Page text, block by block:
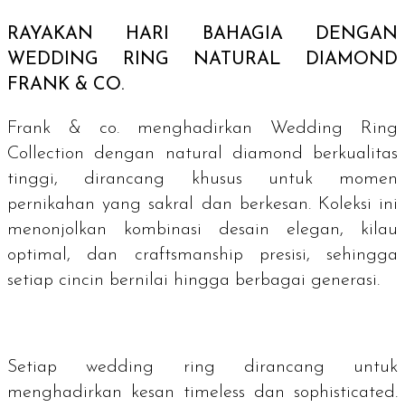
RAYAKAN HARI BAHAGIA DENGAN
WEDDING RING NATURAL DIAMOND
FRANK & CO.
Frank & co. menghadirkan Wedding Ring
Collection dengan natural diamond berkualitas
tinggi, dirancang khusus untuk momen
pernikahan yang sakral dan berkesan. Koleksi ini
menonjolkan kombinasi desain elegan, kilau
optimal, dan craftsmanship presisi, sehingga
setiap cincin bernilai hingga berbagai generasi.
Setiapwedding ring dirancang untuk
menghadirkan kesan timeless dan sophisticated .